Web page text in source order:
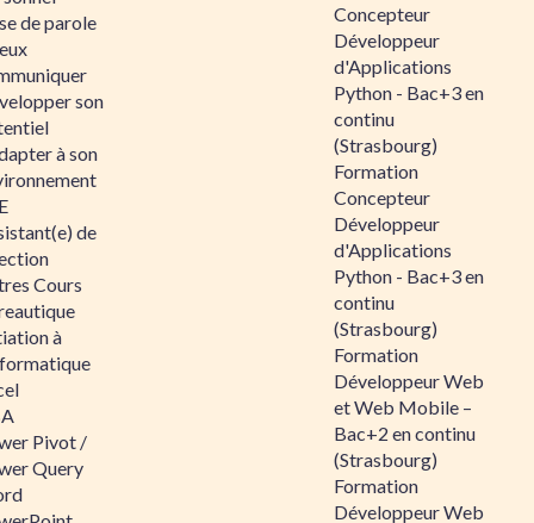
de parole
son
à son
de
Cours
à
Pivot /
Query
Concepteur
Développeur
d'Applications
Python - Bac+3 en
continu
(Strasbourg)
Formation
Concepteur
Développeur
d'Applications
Python - Bac+3 en
continu
(Strasbourg)
Formation
Développeur Web
et Web Mobile –
Bac+2 en continu
(Strasbourg)
Formation
Développeur Web